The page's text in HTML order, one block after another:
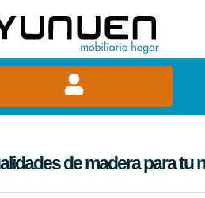
de madera para tu